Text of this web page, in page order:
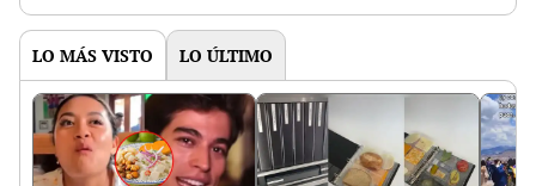
LO MÁS VISTO LO ÚLTIMO